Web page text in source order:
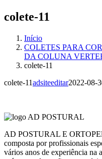
colete-11
Início
COLETES PARA
DA COLUNA
colete-11
colete-11adsiteeditar2022-08-
AD POSTURAL E
composta por profissionais
vários anos de experiência na